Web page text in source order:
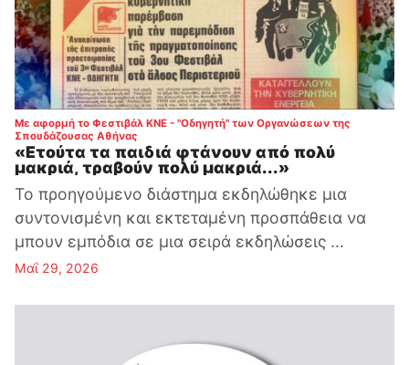
Με αφορμή το Φεστιβάλ ΚΝΕ - "Οδηγητή" των Οργανώσεων της
Σπουδάζουσας Αθήνας
«Ετούτα τα παιδιά φτάνουν από πολύ
μακριά, τραβούν πολύ μακριά...»
Το προηγούμενο διάστημα εκδηλώθηκε μια
συντονισμένη και εκτεταμένη προσπάθεια να
μπουν εμπόδια σε μια σειρά εκδηλώσεις ...
Μαΐ 29, 2026